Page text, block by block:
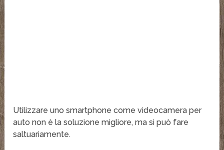
Utilizzare uno smartphone come videocamera per
auto non è la soluzione migliore, ma si può fare
saltuariamente.